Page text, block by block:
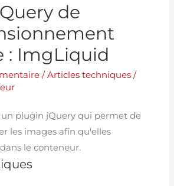
de
: ImgLiquid
/Articles techniques /
plugin jQuery qui permet de
les images afin qu'elles
le conteneur.